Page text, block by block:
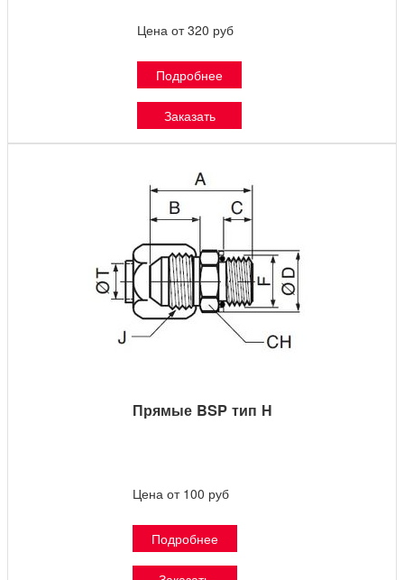
Цена от 320 руб
Подробнее
Заказать
Прямые BSP тип Н
Цена от 100 руб
Подробнее